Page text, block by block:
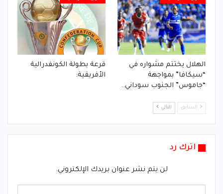
الهلال يختتم مشواره في
“سيكافا” بمواجهة
“جاموس” الجنوب سوداني..
قرعة بطولة الكونفدرالية
الأفريقية:
السابق التالي
اترك رد
لن يتم نشر عنوان بريدك الإلكتروني.